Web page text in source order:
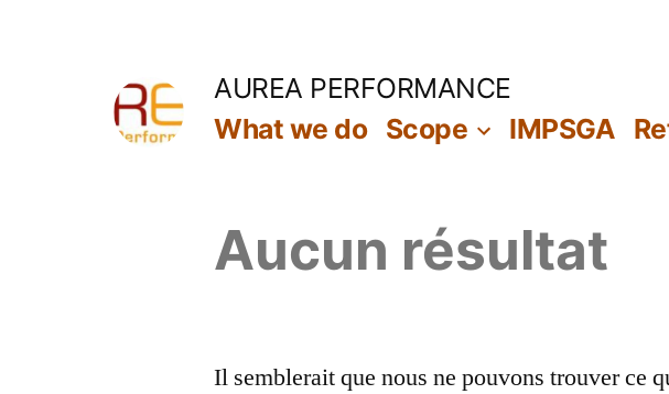
AUREA PERFORMANCE
What we do Scope IMPSGA
Aucun résultat
Il semblerait que nous ne pouvons trouver ce